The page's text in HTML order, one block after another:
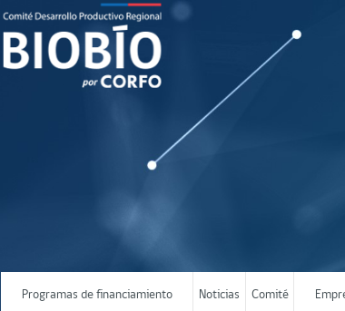
Programas de financiamiento Noticias Comité